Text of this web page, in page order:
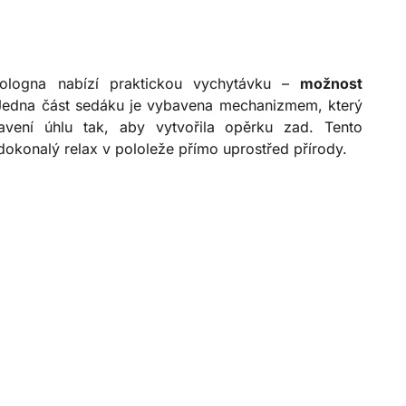
nabízí praktickou vychytávku – možnost
část sedáku je vybavena mechanizmem, který
úhlu tak, aby vytvořila opěrku zad. Tento
relax v pololeže přímo uprostřed přírody.